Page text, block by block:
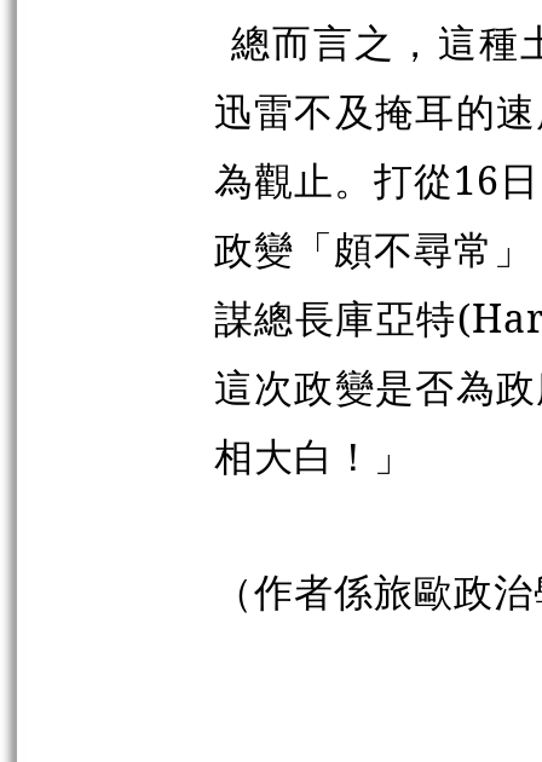
總而言之，這種
迅雷不及掩耳的
為觀止。打從16
政變「頗不尋常
謀總長庫亞特
這次政變是否為
相大白！」
（作者係旅歐政